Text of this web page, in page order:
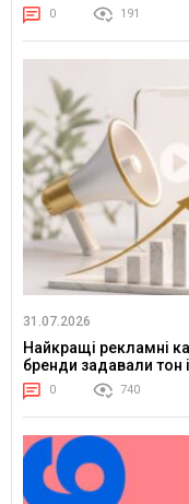
0 191
31.07.2026
Найкращі рекламні
бренди задавали тон
0 740